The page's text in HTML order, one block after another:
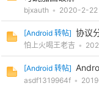
bjxauth • 2020-2-
[Android 转帖] 协议
怕上火喝王老吉 •
[Android 转帖]
asdf1319964f •